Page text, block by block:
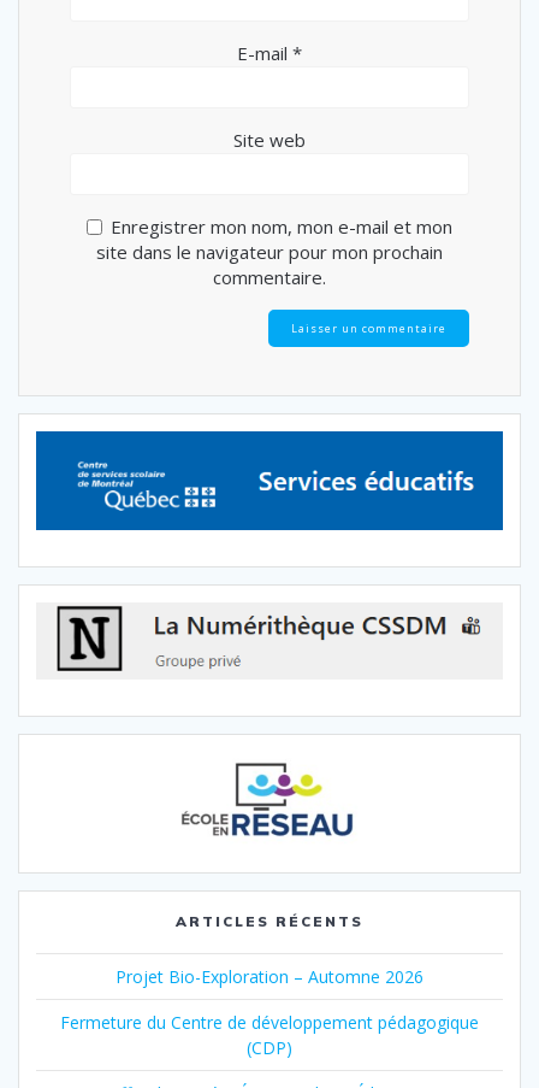
E-mail *
Site web
Enregistrer mon nom, mon e-mail et mon
site dans le navigateur pour mon prochain
commentaire.
ARTICLES RÉCENTS
Projet Bio-Exploration – Automne 2026
Fermeture du Centre de développement pédagogique
(CDP)